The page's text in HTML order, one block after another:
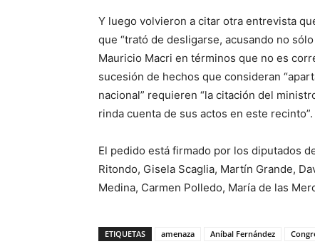
Y luego volvieron a citar otra entrevista
que “trató de desligarse, acusando no
Mauricio Macri en términos que no es
sucesión de hechos que consideran
nacional” requieren “la citación del
rinda cuenta de sus actos en este recinto”.
El pedido está firmado por los diputados
Ritondo, Gisela Scaglia, Martín Grande,
Medina, Carmen Polledo, María de las
ETIQUETAS amenaza Aníbal Fernández